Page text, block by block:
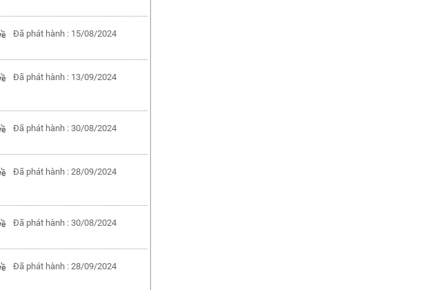
Đã phát hành : 15/08/2024
Đã phát hành : 13/09/2024
Đã phát hành : 30/08/2024
Đã phát hành : 28/09/2024
Đã phát hành : 30/08/2024
Đã phát hành : 28/09/2024